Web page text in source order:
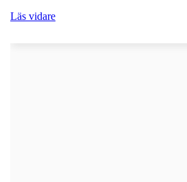
Läs vidare